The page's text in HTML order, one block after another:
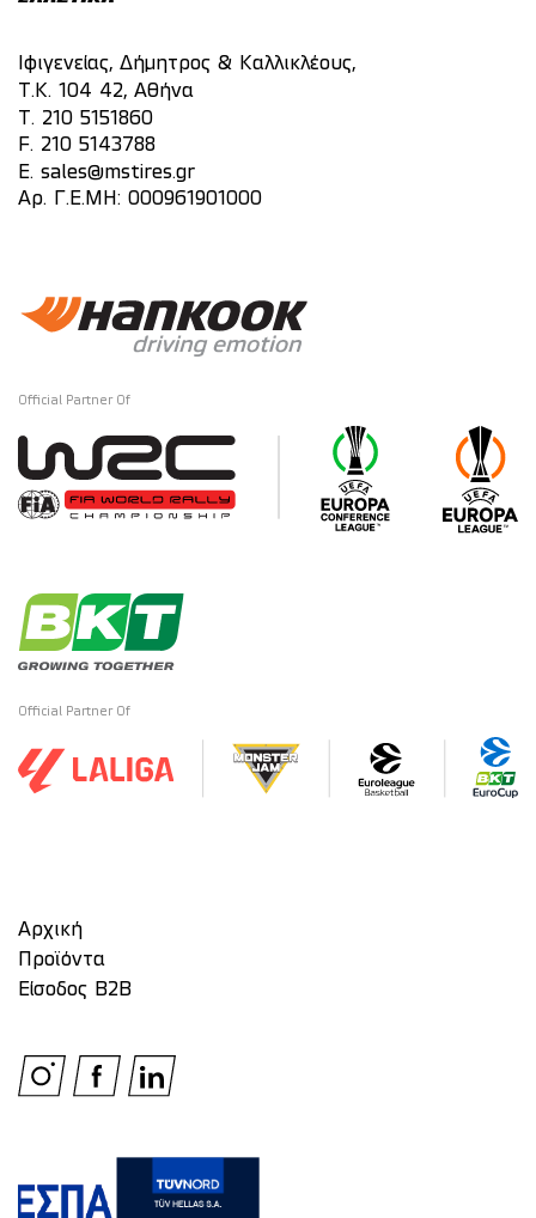
Ιφιγενείας, Δήμητρος & Καλλικλέους,
Τ.Κ. 104 42, Αθήνα
T. 210 5151860
F. 210 5143788
E. sales@mstires.gr
Αρ. Γ.Ε.ΜΗ: 000961901000
Official Partner Of
Official Partner Of
Αρχική
Προϊόντα
Είσοδος Β2Β